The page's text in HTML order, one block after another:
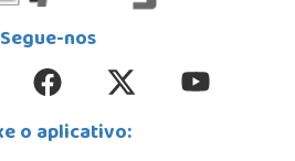
Segue-nos
o aplicativo: